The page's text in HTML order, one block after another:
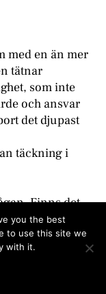
med en än mer
tätnar
som inte
och ansvar
det djupast
täckning i
Finns det
och
you the best
to use this site we
with it.